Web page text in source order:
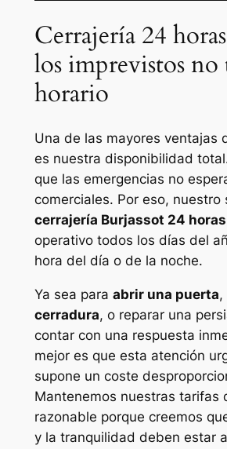
Cerrajería 24
los imprevistos
horario
Una de las mayores ventajas
es nuestra disponibilidad
que las emergencias no
comerciales. Por eso, nuestro
cerrajería Burjassot 24 horas
operativo todos los días del
hora del día o de la noche.
Ya sea para abrir una puerta,
cerradura, o reparar una
contar con una respuesta
mejor es que esta atención
supone un coste
Mantenemos nuestras tarifas
razonable porque creemos
y la tranquilidad deben estar